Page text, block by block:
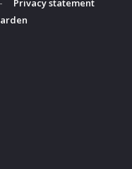
Privacy statement